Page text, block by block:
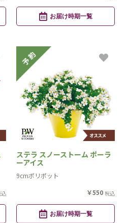
お届け時期一覧
ステラ スノーストーム ポーラ
ーアイス
9cmポリポット
￥550 税込
お届け時期一覧